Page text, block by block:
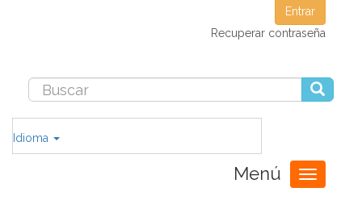
Entrar
Recuperar contraseña
Idioma
Menú
Toggle
navigation